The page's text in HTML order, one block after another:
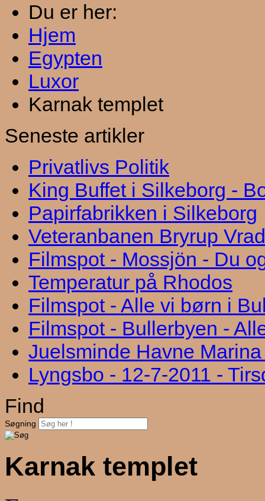
Du er her:
Hjem
Egypten
Luxor
Karnak templet
Seneste artikler
Privatlivs Politik
King Buffet i Silkeborg -
Papirfabrikken i Silkeborg
Veteranbanen Bryrup
Filmspot - Mossjön - Du
Temperatur på Rhodos
Filmspot - Alle vi børn i
Filmspot - Bullerbyen -
Juelsminde Havne
Lyngsbo - 12-7-2011 -
Find
Søgning
Karnak templet